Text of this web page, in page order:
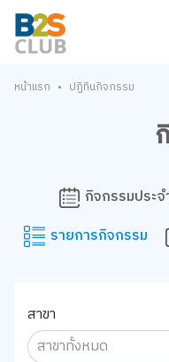
หน้าแรก • ปฏิทินกิจกรรม
กิจกรรมประจ
รายการกิจกรรม
สาขา